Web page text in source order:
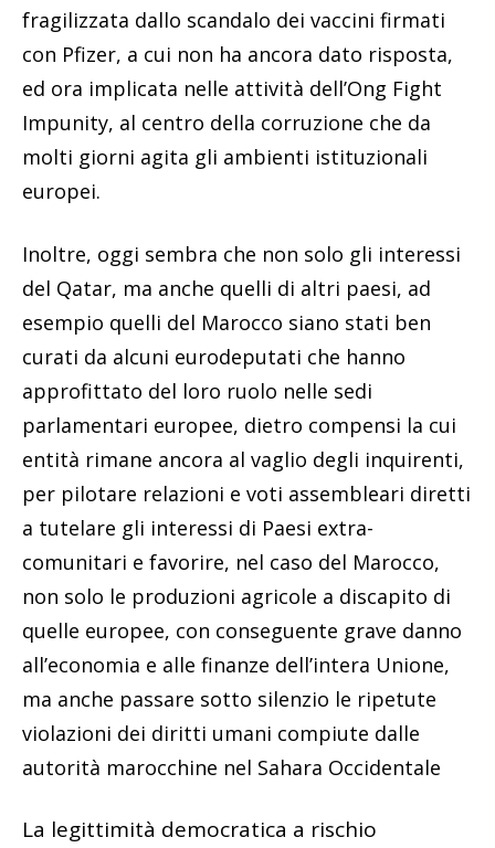
fragilizzata dallo scandalo dei vaccini firmati
con Pfizer, a cui non ha ancora dato risposta,
ed ora implicata nelle attività dell’Ong Fight
Impunity, al centro della corruzione che da
molti giorni agita gli ambienti istituzionali
europei.
Inoltre, oggi sembra che non solo gli interessi
del Qatar, ma anche quelli di altri paesi, ad
esempio quelli del Marocco siano stati ben
curati da alcuni eurodeputati che hanno
approfittato del loro ruolo nelle sedi
parlamentari europee, dietro compensi la cui
entità rimane ancora al vaglio degli inquirenti,
per pilotare relazioni e voti assembleari diretti
a tutelare gli interessi di Paesi extra-
comunitari e favorire, nel caso del Marocco,
non solo le produzioni agricole a discapito di
quelle europee, con conseguente grave danno
all’economia e alle finanze dell’intera Unione,
ma anche passare sotto silenzio le ripetute
violazioni dei diritti umani compiute dalle
autorità marocchine nel Sahara Occidentale
La legittimità democratica a rischio